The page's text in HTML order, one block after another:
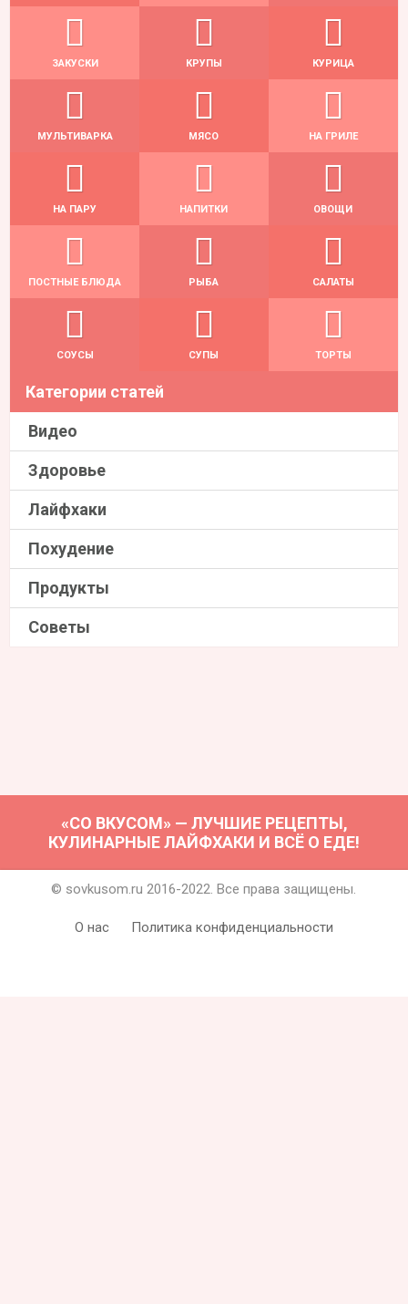
ЗАКУСКИ КРУПЫ КУРИЦА
МУЛЬТИВАРКА МЯСО НА ГРИЛЕ
НА ПАРУ НАПИТКИ ОВОЩИ
ПОСТНЫЕ БЛЮДА РЫБА САЛАТЫ
СОУСЫ СУПЫ ТОРТЫ
Категории статей
Видео
Здоровье
Лайфхаки
Похудение
Продукты
Советы
«СО ВКУСОМ» — ЛУЧШИЕ РЕЦЕПТЫ,
КУЛИНАРНЫЕ ЛАЙФХАКИ И ВСЁ О ЕДЕ!
© sovkusom.ru 2016-2022. Все права защищены.
О нас Политика конфиденциальности